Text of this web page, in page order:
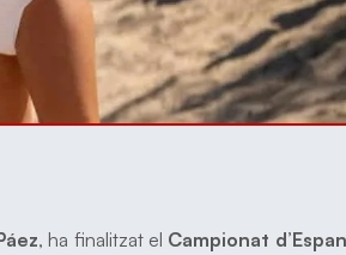
, ha finalitzat el Campionat